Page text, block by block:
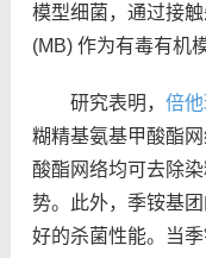
模型细菌，通过接
(MB) 作为有毒有机
研究表明， 倍
糊精基氨基甲酸酯
酸酯网络均可去除
势。此外，季铵基
好的杀菌性能。当